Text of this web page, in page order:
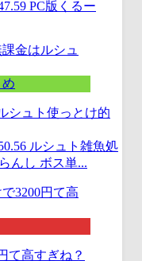
PC版くるー
シュト使っとけ的
ルシュト雑魚処
んし ボス単...
て高すぎね？